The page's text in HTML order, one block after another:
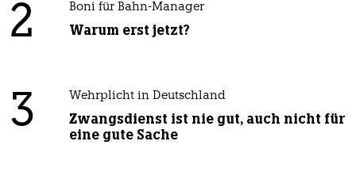
2 Boni für Bahn-Manager
Warum erst jetzt?
3 Wehrplicht in Deutschland
Zwangsdienst ist nie gut, auch nicht für
eine gute Sache